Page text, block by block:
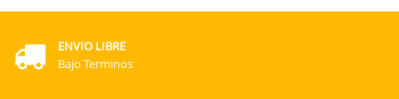
ENVIO LIBRE
Bajo Terminos